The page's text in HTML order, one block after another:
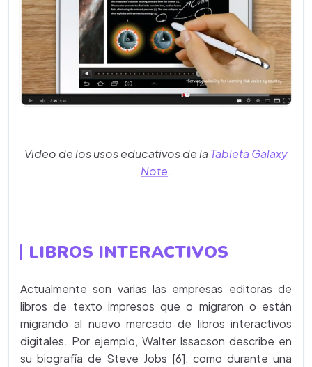
Video de los usos educativos de la Tableta Galaxy
Note.
LIBROS INTERACTIVOS
Actualmente son varias las empresas editoras de
libros de texto impresos que o migraron o están
migrando al nuevo mercado de libros interactivos
digitales. Por ejemplo, Walter Issacson describe en
su biografía de Steve Jobs [6], como durante una